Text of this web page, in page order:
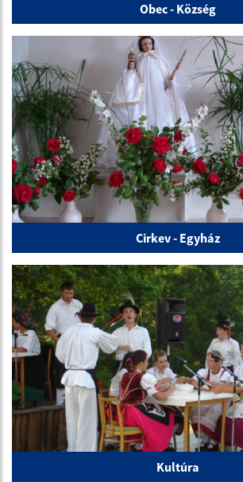
Obec - Község
Cirkev - Egyház
Kultúra